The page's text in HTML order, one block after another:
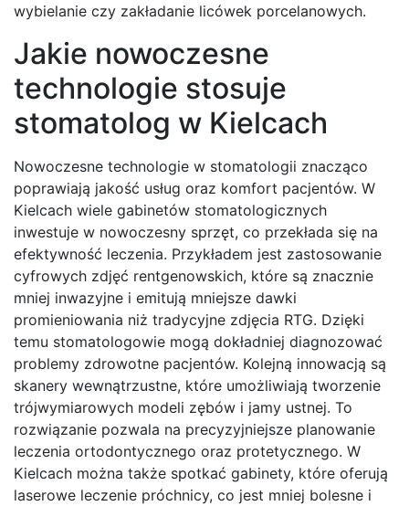
wybielanie czy zakładanie licówek porcelanowych.
Jakie nowoczesne
technologie stosuje
stomatolog w Kielcach
Nowoczesne technologie w stomatologii znacząco
poprawiają jakość usług oraz komfort pacjentów. W
Kielcach wiele gabinetów stomatologicznych
inwestuje w nowoczesny sprzęt, co przekłada się na
efektywność leczenia. Przykładem jest zastosowanie
cyfrowych zdjęć rentgenowskich, które są znacznie
mniej inwazyjne i emitują mniejsze dawki
promieniowania niż tradycyjne zdjęcia RTG. Dzięki
temu stomatologowie mogą dokładniej diagnozować
problemy zdrowotne pacjentów. Kolejną innowacją są
skanery wewnątrzustne, które umożliwiają tworzenie
trójwymiarowych modeli zębów i jamy ustnej. To
rozwiązanie pozwala na precyzyjniejsze planowanie
leczenia ortodontycznego oraz protetycznego. W
Kielcach można także spotkać gabinety, które oferują
laserowe leczenie próchnicy, co jest mniej bolesne i